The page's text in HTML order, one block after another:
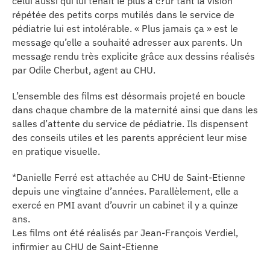
répétée des petits corps mutilés dans le service de
pédiatrie lui est intolérable. « Plus jamais ça » est le
message qu’elle a souhaité adresser aux parents. Un
message rendu très explicite grâce aux dessins réalisés
par Odile Cherbut, agent au CHU.
L’ensemble des films est désormais projeté en boucle
dans chaque chambre de la maternité ainsi que dans les
salles d’attente du service de pédiatrie. Ils dispensent
des conseils utiles et les parents apprécient leur mise
en pratique visuelle.
*Danielle Ferré est attachée au CHU de Saint-Etienne
depuis une vingtaine d’années. Parallèlement, elle a
exercé en PMI avant d’ouvrir un cabinet il y a quinze
ans.
Les films ont été réalisés par Jean-François Verdiel,
infirmier au CHU de Saint-Etienne